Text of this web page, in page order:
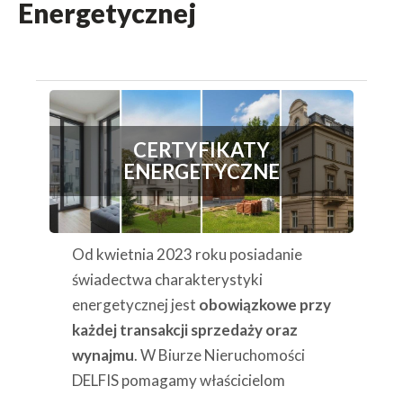
Energetycznej
CERTYFIKATY
ENERGETYCZNE
Od kwietnia 2023 roku posiadanie
świadectwa charakterystyki
energetycznej jest obowiązkowe przy
każdej transakcji sprzedaży oraz
wynajmu. W Biurze Nieruchomości
DELFIS pomagamy właścicielom